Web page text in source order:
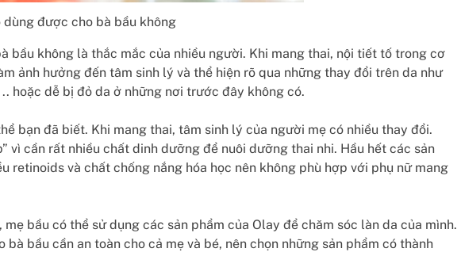
dùng được cho bà bầu không
bầu không là thắc mắc của nhiều người. Khi mang thai, nội tiết tố trong cơ
ảnh hưởng đến tâm sinh lý và thể hiện rõ qua những thay đổi trên da như
.. hoặc dễ bị đỏ da ở những nơi trước đây không có.
bạn đã biết. Khi mang thai, tâm sinh lý của người mẹ có nhiều thay đổi.
vì cần rất nhiều chất dinh dưỡng để nuôi dưỡng thai nhi. Hầu hết các sản
retinoids và chất chống nắng hóa học nên không phù hợp với phụ nữ mang
bầu có thể sử dụng các sản phẩm của Olay để chăm sóc làn da của mình.
bà bầu cần an toàn cho cả mẹ và bé, nên chọn những sản phẩm có thành